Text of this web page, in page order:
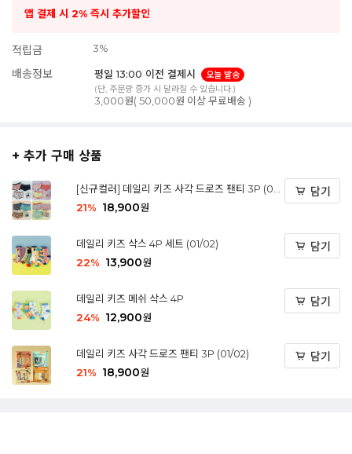
앱 결제 시 2% 즉시 추가할인
적립금 3%
배송정보 평일 13:00 이전 결제시
오늘 발송
(단, 주문량 증가 시 달라질 수 있습니다.)
3,000원( 50,000원 이상 무료배송 )
+ 추가 구매 상품
[신규컬러] 데일리 키즈 사각 드로즈 팬티 3P (03/
04)
21% 18,900원
담기
데일리 키즈 삭스 4P 세트 (01/02)
22% 13,900원
담기
데일리 키즈 메쉬 삭스 4P
24% 12,900원
담기
데일리 키즈 사각 드로즈 팬티 3P (01/02)
21% 18,900원
담기